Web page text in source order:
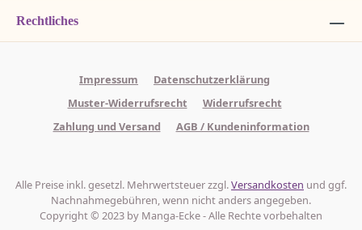
Rechtliches
Impressum
Datenschutzerklärung
Muster-Widerrufsrecht
Widerrufsrecht
Zahlung und Versand
AGB / Kundeninformation
Alle Preise inkl. gesetzl. Mehrwertsteuer zzgl.Versandkosten und ggf.
Nachnahmegebühren, wenn nicht anders angegeben.
Copyright © 2023 by Manga-Ecke - Alle Rechte vorbehalten